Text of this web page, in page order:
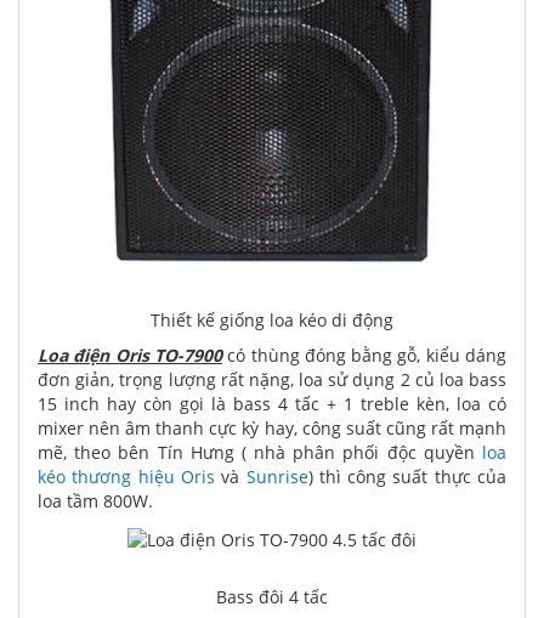
Thiết kế giống loa kéo di động
Loa điện Oris TO-7900có thùng đóng bằng gỗ, kiểu dáng
đơn giản, trọng lượng rất nặng, loa sử dụng 2 củ loa bass
15 inch hay còn gọi là bass 4 tấc + 1 treble kèn, loa có
mixer nên âm thanh cực kỳ hay, công suất cũng rất mạnh
mẽ, theo bên Tín Hưng ( nhà phân phối độc quyền loa
kéo thương hiệu Oris và Sunrise) thì công suất thực của
loa tầm 800W.
Bass đôi 4 tấc